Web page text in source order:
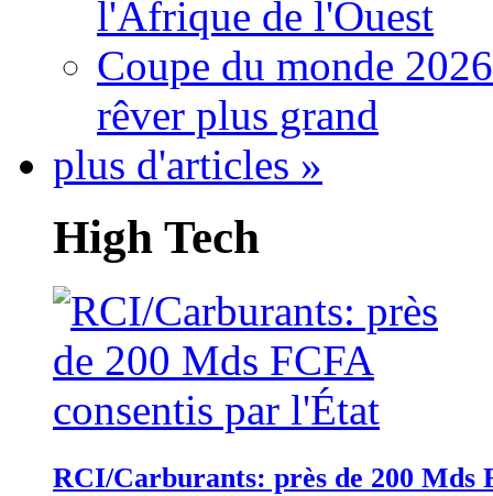
l'Afrique de l'Ouest
Coupe du monde
rêver plus grand
plus d'articles »
High Tech
RCI/Carburants: près de 200 Mds